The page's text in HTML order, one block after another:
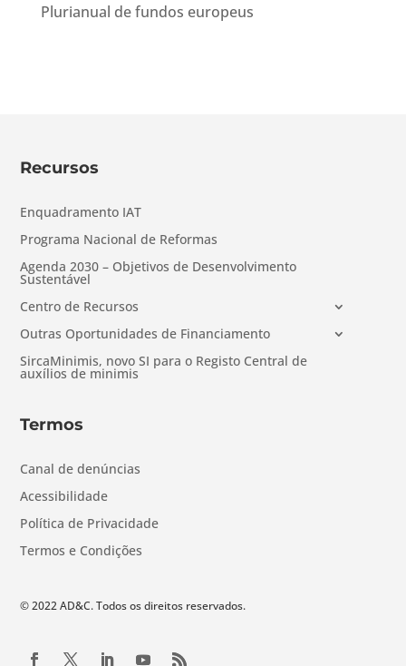
Plurianual de fundos europeus
Recursos
Enquadramento IAT
Programa Nacional de Reformas
Agenda 2030 – Objetivos de Desenvolvimento
Sustentável
Centro de Recursos
Outras Oportunidades de Financiamento
SircaMinimis, novo SI para o Registo Central de
auxílios de minimis
Termos
Canal de denúncias
Acessibilidade
Política de Privacidade
Termos e Condições
© 2022 AD&C. Todos os direitos reservados.